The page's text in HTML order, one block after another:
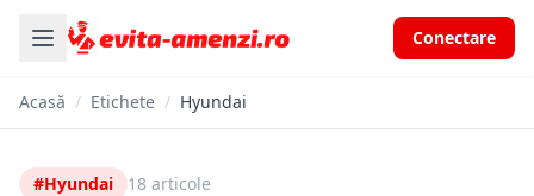
Conectare
Acasă / Etichete / Hyundai
#Hyundai 18 articole